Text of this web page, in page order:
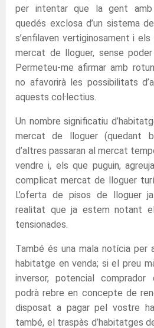
per intentar que la gent
quedés exclosa d’un sistema
s’enfilaven vertiginosament i
mercat de lloguer, sense
Permeteu-me afirmar amb
no afavorirà les possibilitats
aquests col·lectius.
Un nombre significatiu
mercat de lloguer (quedant
d’altres passaran al mercat
vendre i, els que puguin,
complicat mercat de lloguer
L’oferta de pisos de lloguer
realitat que ja estem notant
tensionades.
També és una mala notícia per
habitatge en venda; si el preu
inversor, potencial
podrà rebre en concepte de
disposat a pagar pel vostre
també, el traspàs d’habitatges